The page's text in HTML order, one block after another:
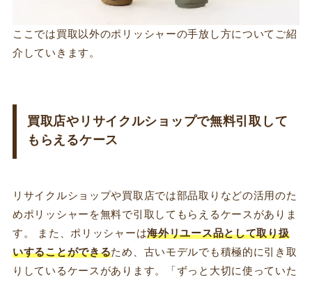
ここでは買取以外のポリッシャーの手放し方についてご紹
介していきます。
買取店やリサイクルショップで無料引取して
もらえるケース
リサイクルショップや買取店では部品取りなどの活用のた
めポリッシャーを無料で引取してもらえるケースがありま
す。 また、ポリッシャーは海外リユース品として取り扱
いすることができるため、古いモデルでも積極的に引き取
りしているケースがあります。「ずっと大切に使っていた